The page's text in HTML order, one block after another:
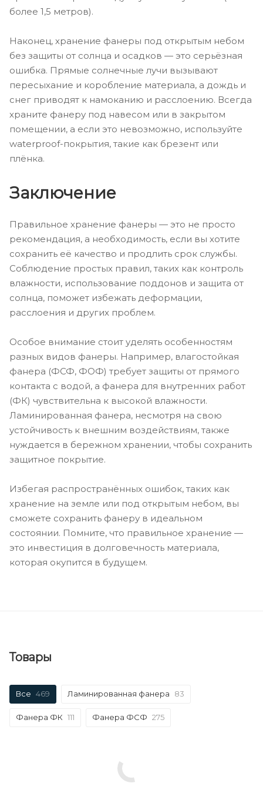
более 1,5 метров).
Наконец, хранение фанеры под открытым небом
без защиты от солнца и осадков — это серьёзная
ошибка. Прямые солнечные лучи вызывают
пересыхание и коробление материала, а дождь и
снег приводят к намоканию и расслоению. Всегда
храните фанеру под навесом или в закрытом
помещении, а если это невозможно, используйте
waterproof-покрытия, такие как брезент или
плёнка.
Заключение
Правильное хранение фанеры — это не просто
рекомендация, а необходимость, если вы хотите
сохранить её качество и продлить срок службы.
Соблюдение простых правил, таких как контроль
влажности, использование поддонов и защита от
солнца, поможет избежать деформации,
расслоения и других проблем.
Особое внимание стоит уделять особенностям
разных видов фанеры. Например, влагостойкая
фанера (ФСФ, ФОФ) требует защиты от прямого
контакта с водой, а фанера для внутренних работ
(ФК) чувствительна к высокой влажности.
Ламинированная фанера, несмотря на свою
устойчивость к внешним воздействиям, также
нуждается в бережном хранении, чтобы сохранить
защитное покрытие.
Избегая распространённых ошибок, таких как
хранение на земле или под открытым небом, вы
сможете сохранить фанеру в идеальном
состоянии. Помните, что правильное хранение —
это инвестиция в долговечность материала,
которая окупится в будущем.
Товары
Все 469 Ламинированная фанера 83
Фанера ФК 111 Фанера ФСФ 275